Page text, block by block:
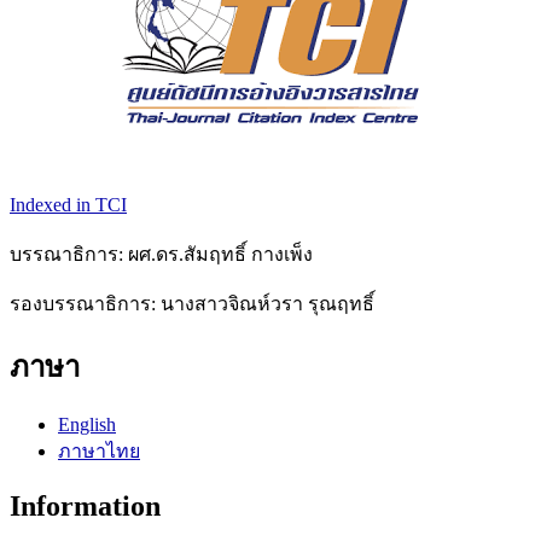
Indexed in TCI
บรรณาธิการ: ผศ.ดร.สัมฤทธิ์ กางเพ็ง
รองบรรณาธิการ: นางสาวจิณห์วรา รุณฤทธิ์
ภาษา
English
ภาษาไทย
Information